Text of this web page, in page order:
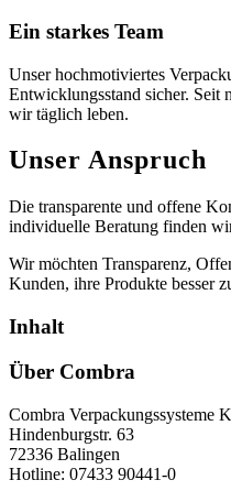
Ein starkes Team
Unser hochmotiviertes
Entwicklungsstand sicher. Seit
wir täglich leben.
Unser Anspruch
Die transparente und offene
individuelle Beratung finden
Wir möchten Transparenz,
Kunden, ihre Produkte besser
Inhalt
Über Combra
Combra Verpackungssysteme
Hindenburgstr. 63
72336 Balingen
Hotline: 07433 90441-0